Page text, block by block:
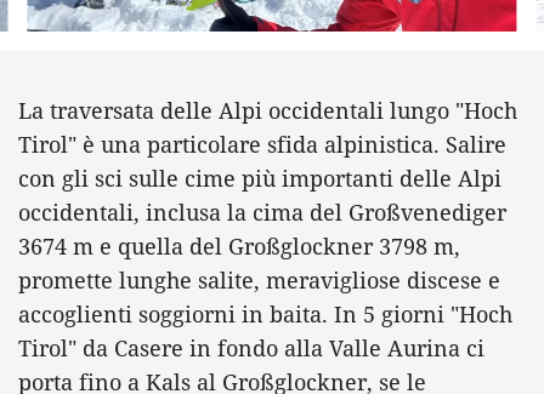
La traversata delle Alpi occidentali lungo "Hoch
Tirol" è una particolare sfida alpinistica. Salire
con gli sci sulle cime più importanti delle Alpi
occidentali, inclusa la cima del Großvenediger
3674 m e quella del Großglockner 3798 m,
promette lunghe salite, meravigliose discese e
accoglienti soggiorni in baita. In 5 giorni "Hoch
Tirol" da Casere in fondo alla Valle Aurina ci
porta fino a Kals al Großglockner, se le